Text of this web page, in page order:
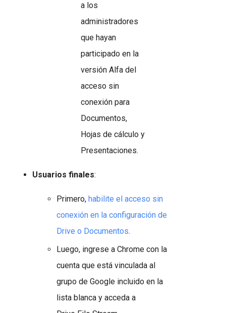
a los
administradores
que hayan
participado en la
versión Alfa del
acceso sin
conexión para
Documentos,
Hojas de cálculo y
Presentaciones.
Usuarios finales:
Primero, habilite el acceso sin
conexión en la configuración de
Drive o Documentos.
Luego, ingrese a Chrome con la
cuenta que está vinculada al
grupo de Google incluido en la
lista blanca y acceda a